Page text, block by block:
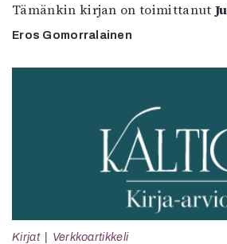
Tämänkin kirjan on toimittanut
Eros Gomorralainen
Kirjat Verkkoartikkeli